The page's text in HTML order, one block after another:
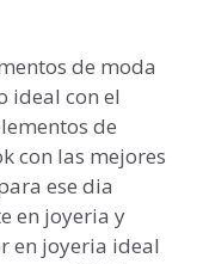
de moda
ideal con el
de
con las mejores
ese dia
en joyeria y
en joyeria ideal